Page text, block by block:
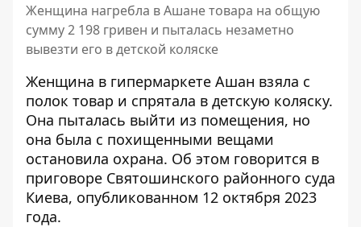
Женщина нагребла в Ашане товара на общую
сумму 2 198 гривен и пыталась незаметно
вывезти его в детской коляске
Женщина в гипермаркете Ашан взяла с
полок товар и спрятала в детскую коляску.
Она пыталась выйти из помещения, но
она была с похищенными вещами
остановила охрана. Об этом говорится в
приговоре Святошинского районного суда
Киева, опубликованном 12 октября 2023
года.